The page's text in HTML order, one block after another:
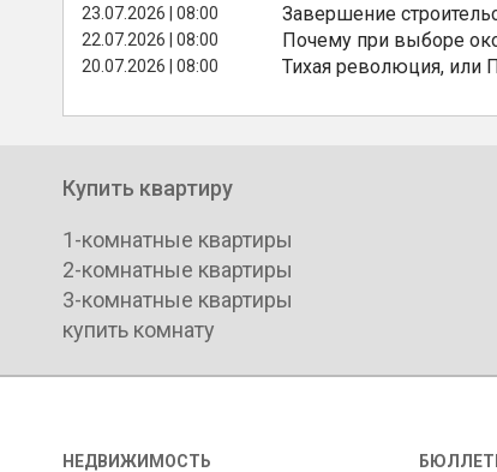
23.07.2026 | 08:00 Завершение
22.07.2026 | 08:00 Почему при выборе
20.07.2026 | 08:00 Тихая революция, или
Купить квартиру
1-комнатные квартиры
2-комнатные квартиры
3-комнатные квартиры
купить комнату
НЕДВИЖИМОСТЬ